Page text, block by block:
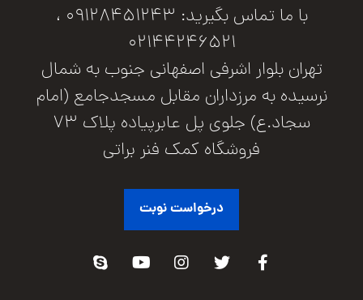
با ما تماس بگیرید: 09128451243 ،
02144246521
تهران بلوار اشرفی اصفهانی جنوب به شمال
نرسیده به مرزداران مقابل مسجدجامع (امام
سجاد.ع) جلوی پل عابرپیاده پلاک 73
فروشگاه کمک فنر براتی
درخواست نوبت